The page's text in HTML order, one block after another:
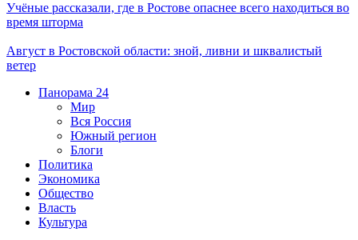
Учёные рассказали, где в Ростове опаснее всего находиться во
время шторма
Август в Ростовской области: зной, ливни и шквалистый
ветер
Панорама 24
Мир
Вся Россия
Южный регион
Блоги
Политика
Экономика
Общество
Власть
Культура